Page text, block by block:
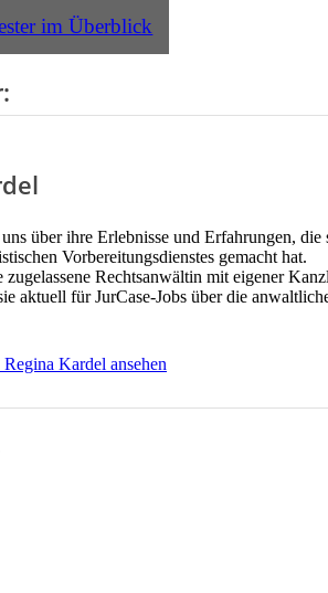
im Überblick
über ihre Erlebnisse und Erfahrungen, die
Vorbereitungsdienstes gemacht hat.
Rechtsanwältin mit eigener
aktuell für JurCase-Jobs über die
Kardel ansehen